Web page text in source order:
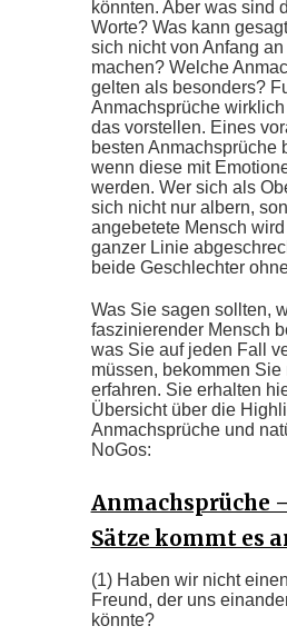
könnten. Aber was sind
Worte? Was kann
sich nicht von Anfang
machen? Welche
gelten als besonders?
Anmachsprüche
das vorstellen. Eines
besten Anmachsprüche
wenn diese mit
werden. Wer sich als
sich nicht nur albern,
angebetete Mensch
ganzer Linie
beide Geschlechter
Was Sie sagen sollten,
faszinierender Mensch
was Sie auf jeden Fall
müssen, bekommen
erfahren. Sie erhalten
Übersicht über die
Anmachsprüche und
NoGos:
Anmachsprüche
Sätze kommt es
(1) Haben wir nicht
Freund, der uns
könnte?